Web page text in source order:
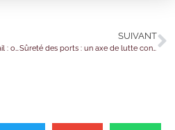
Égalité femmes-hommes au travail : où en sont les obligations des employeurs en 2026 ?
SUIVANT
Sûreté des ports : un axe de lutte contre le narcotrafic